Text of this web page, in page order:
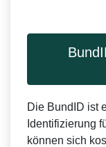
Die BundID ist
Identifizierung
können sich